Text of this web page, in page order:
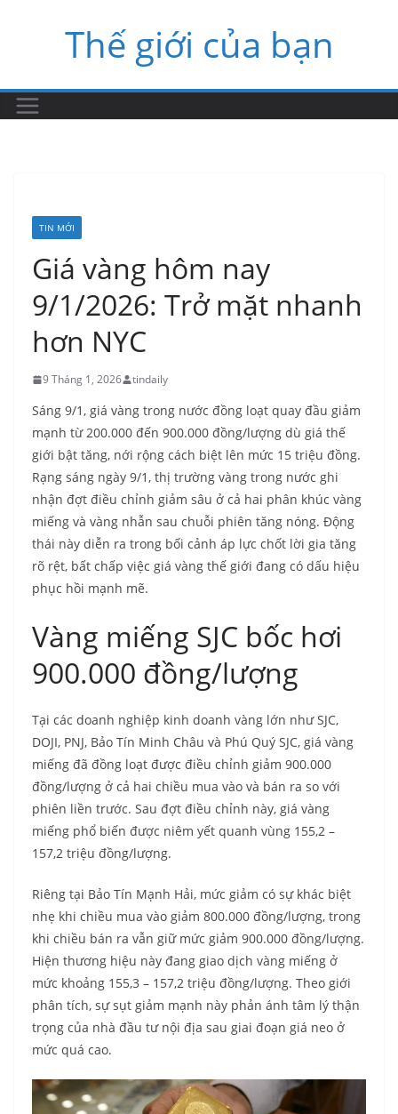
Thế giới của bạn
TIN MỚI
Giá vàng hôm nay
9/1/2026: Trở mặt nhanh
hơn NYC
9 Tháng 1, 2026 tindaily
Sáng 9/1, giá vàng trong nước đồng loạt quay đầu giảm
mạnh từ 200.000 đến 900.000 đồng/lượng dù giá thế
giới bật tăng, nới rộng cách biệt lên mức 15 triệu đồng.
Rạng sáng ngày 9/1, thị trường vàng trong nước ghi
nhận đợt điều chỉnh giảm sâu ở cả hai phân khúc vàng
miếng và vàng nhẫn sau chuỗi phiên tăng nóng. Động
thái này diễn ra trong bối cảnh áp lực chốt lời gia tăng
rõ rệt, bất chấp việc giá vàng thế giới đang có dấu hiệu
phục hồi mạnh mẽ.
Vàng miếng SJC bốc hơi
900.000 đồng/lượng
Tại các doanh nghiệp kinh doanh vàng lớn như SJC,
DOJI, PNJ, Bảo Tín Minh Châu và Phú Quý SJC, giá vàng
miếng đã đồng loạt được điều chỉnh giảm 900.000
đồng/lượng ở cả hai chiều mua vào và bán ra so với
phiên liền trước. Sau đợt điều chỉnh này, giá vàng
miếng phổ biến được niêm yết quanh vùng 155,2 –
157,2 triệu đồng/lượng.
Riêng tại Bảo Tín Mạnh Hải, mức giảm có sự khác biệt
nhẹ khi chiều mua vào giảm 800.000 đồng/lượng, trong
khi chiều bán ra vẫn giữ mức giảm 900.000 đồng/lượng.
Hiện thương hiệu này đang giao dịch vàng miếng ở
mức khoảng 155,3 – 157,2 triệu đồng/lượng. Theo giới
phân tích, sự sụt giảm mạnh này phản ánh tâm lý thận
trọng của nhà đầu tư nội địa sau giai đoạn giá neo ở
mức quá cao.